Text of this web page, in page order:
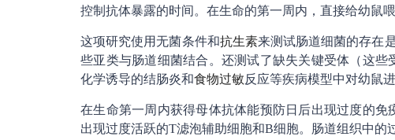
控制抗体暴露的时间。在生命的第一周内，直接给幼鼠
这项研究使用无菌条件和抗生素来测试肠道细菌的存在
些亚类与肠道细菌结合。还测试了缺失关键受体（这
化学诱导的结肠炎和食物过敏反应等疾病模型中对幼鼠进
在生命第一周内获得母体抗体能预防日后出现过度的
出现过度活跃的T滤泡辅助细胞和B细胞。肠道组织中的